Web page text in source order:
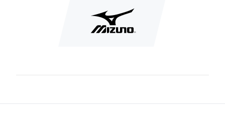
dieses Paar Mizuno Badmintonschuhe!